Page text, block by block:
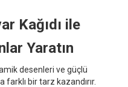
Kağıdı ile
Yaratın
desenleri ve güçlü
bir tarz kazandırır.